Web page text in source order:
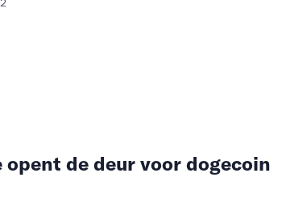
opent de deur voor dogecoin